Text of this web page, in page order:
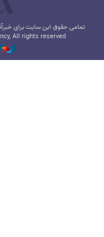
تمامی حقوق این سایت برای
All rights reserved